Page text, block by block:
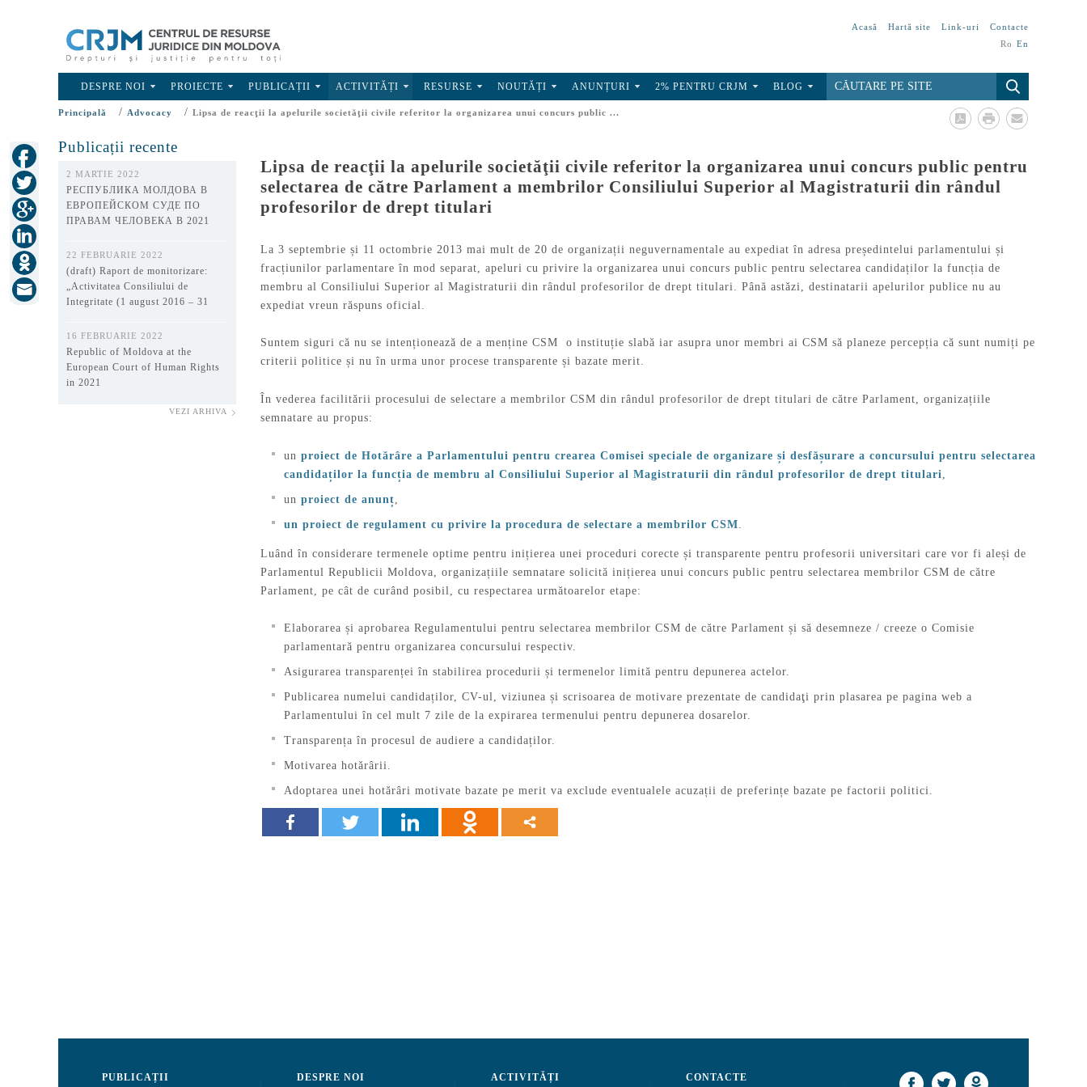
Acasă Hartă site Link-uri
Contacte
Ro En
DESPRE NOI PROIECTE PUBLICAȚII ACTIVITĂȚI RESURSE NOUTĂȚI ANUNȚURI 2% PENTRU CRJM BLOG
Principală / Advocacy / Lipsa de reacţii la apelurile societăţii civile referitor la organizarea unui concurs public ...
Publicații recente
2 MARTIE 2022
РЕСПУБЛИКА МОЛДОВА В
ЕВРОПЕЙСКОМ СУДЕ ПО
ПРАВАМ ЧЕЛОВЕКА В 2021
22 FEBRUARIE 2022
(draft) Raport de monitorizare:
„Activitatea Consiliului de
Integritate (1 august 2016 – 31
16 FEBRUARIE 2022
Republic of Moldova at the
European Court of Human Rights
in 2021
VEZI ARHIVA
Lipsa de reacţii la apelurile societăţii civile referitor la organizarea unui concurs public pentru
selectarea de către Parlament a membrilor Consiliului Superior al Magistraturii din rândul
profesorilor de drept titulari
La 3 septembrie și 11 octombrie 2013 mai mult de 20 de organizații neguvernamentale au expediat în adresa președintelui parlamentului și
fracțiunilor parlamentare în mod separat, apeluri cu privire la organizarea unui concurs public pentru selectarea candidaților la funcția de
membru al Consiliului Superior al Magistraturii din rândul profesorilor de drept titulari. Până astăzi, destinatarii apelurilor publice nu au
expediat vreun răspuns oficial.
Suntem siguri că nu se intenționează de a menține CSM o instituție slabă iar asupra unor membri ai CSM să planeze percepția că sunt numiți pe
criterii politice și nu în urma unor procese transparente și bazate merit.
În vederea facilitării procesului de selectare a membrilor CSM din rândul profesorilor de drept titulari de către Parlament, organizațiile
semnatare au propus:
un proiect de Hotărâre a Parlamentului pentru crearea Comisei speciale de organizare și desfășurare a concursului pentru selectarea
candidaților la funcția de membru al Consiliului Superior al Magistraturii din rândul profesorilor de drept titulari
un proiect de anunț
un proiect de regulament cu privire la procedura de selectare a membrilor CSM
Luând în considerare termenele optime pentru inițierea unei proceduri corecte și transparente pentru profesorii universitari care vor fi aleși de
Parlamentul Republicii Moldova, organizațiile semnatare solicită inițierea unui concurs public pentru selectarea membrilor CSM de către
Parlament, pe cât de curând posibil, cu respectarea următoarelor etape:
Elaborarea și aprobarea Regulamentului pentru selectarea membrilor CSM de către Parlament și să desemneze / creeze o Comisie
parlamentară pentru organizarea concursului respectiv.
Asigurarea transparenței în stabilirea procedurii și termenelor limită pentru depunerea actelor.
Publicarea numelui candidaților, CV-ul, viziunea și scrisoarea de motivare prezentate de candidaţi prin plasarea pe pagina web a
Parlamentului în cel mult 7 zile de la expirarea termenului pentru depunerea dosarelor.
Transparența în procesul de audiere a candidaților.
Motivarea hotărârii.
Adoptarea unei hotărâri motivate bazate pe merit va exclude eventualele acuzații de preferințe bazate pe factorii politici.
PUBLICAȚII DESPRE NOI ACTIVITĂȚI CONTACTE